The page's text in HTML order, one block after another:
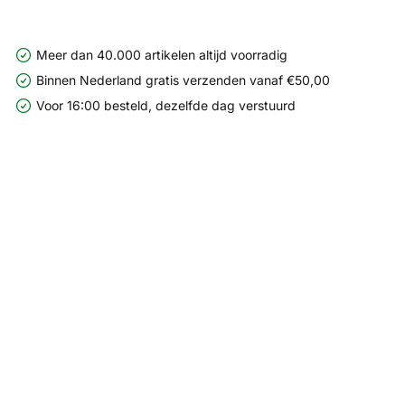
Meer dan 40.000 artikelen altijd voorradig
Binnen Nederland gratis verzenden vanaf €50,00
Voor 16:00 besteld, dezelfde dag verstuurd